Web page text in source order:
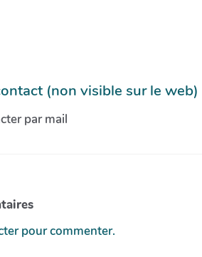
(non visible sur le web)
par mail
pour commenter.